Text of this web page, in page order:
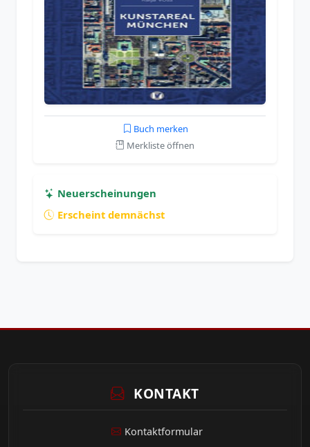
Buch merken
Merkliste öffnen
Neuerscheinungen
Erscheint demnächst
KONTAKT
Kontaktformular